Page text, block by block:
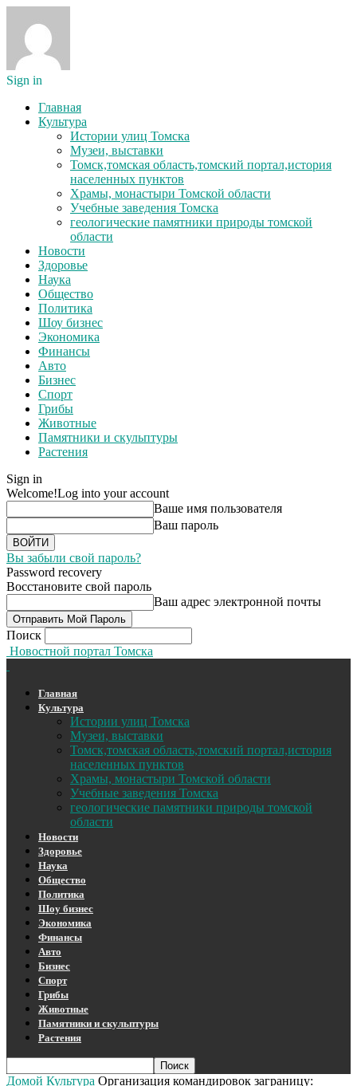
Sign in
Главная
Культура
Истории улиц Томска
Музеи, выставки
Томск,томская область,томский портал,история
населенных пунктов
Храмы, монастыри Томской области
Учебные заведения Томска
геологические памятники природы томской
области
Новости
Здоровье
Наука
Общество
Политика
Шоу бизнес
Экономика
Финансы
Авто
Бизнес
Спорт
Грибы
Животные
Памятники и скульптуры
Растения
Sign in
Welcome!Log into your account
Ваше имя пользователя
Ваш пароль
Вы забыли свой пароль?
Password recovery
Восстановите свой пароль
Ваш адрес электронной почты
Поиск
Новостной портал Томска
Главная
Культура
Истории улиц Томска
Музеи, выставки
Томск,томская область,томский портал,история
населенных пунктов
Храмы, монастыри Томской области
Учебные заведения Томска
геологические памятники природы томской
области
Новости
Здоровье
Наука
Общество
Политика
Шоу бизнес
Экономика
Финансы
Авто
Бизнес
Спорт
Грибы
Животные
Памятники и скульптуры
Растения
Домой Культура Организация командировок заграницу: